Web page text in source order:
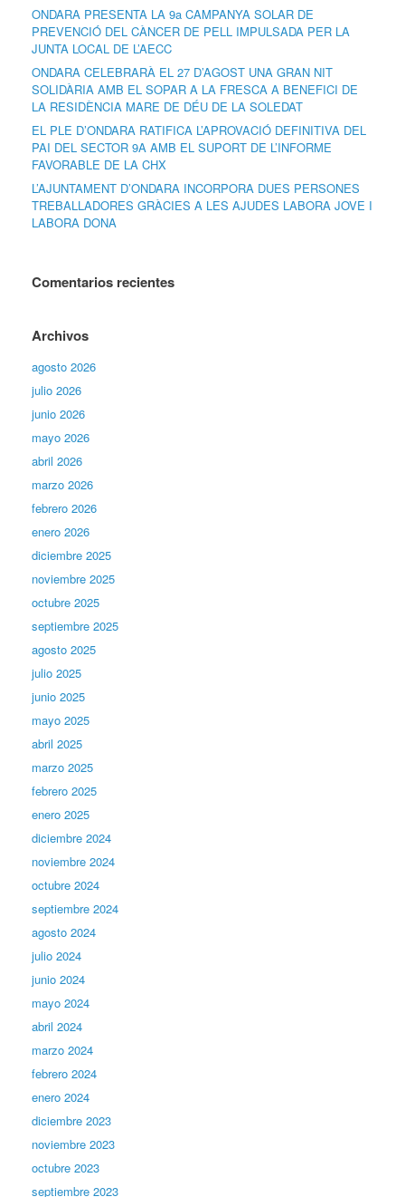
ONDARA PRESENTA LA 9a CAMPANYA SOLAR DE
PREVENCIÓ DEL CÀNCER DE PELL IMPULSADA PER LA
JUNTA LOCAL DE L’AECC
ONDARA CELEBRARÀ EL 27 D’AGOST UNA GRAN NIT
SOLIDÀRIA AMB EL SOPAR A LA FRESCA A BENEFICI DE
LA RESIDÈNCIA MARE DE DÉU DE LA SOLEDAT
EL PLE D’ONDARA RATIFICA L’APROVACIÓ DEFINITIVA DEL
PAI DEL SECTOR 9A AMB EL SUPORT DE L’INFORME
FAVORABLE DE LA CHX
L’AJUNTAMENT D’ONDARA INCORPORA DUES PERSONES
TREBALLADORES GRÀCIES A LES AJUDES LABORA JOVE I
LABORA DONA
Comentarios recientes
Archivos
agosto 2026
julio 2026
junio 2026
mayo 2026
abril 2026
marzo 2026
febrero 2026
enero 2026
diciembre 2025
noviembre 2025
octubre 2025
septiembre 2025
agosto 2025
julio 2025
junio 2025
mayo 2025
abril 2025
marzo 2025
febrero 2025
enero 2025
diciembre 2024
noviembre 2024
octubre 2024
septiembre 2024
agosto 2024
julio 2024
junio 2024
mayo 2024
abril 2024
marzo 2024
febrero 2024
enero 2024
diciembre 2023
noviembre 2023
octubre 2023
septiembre 2023